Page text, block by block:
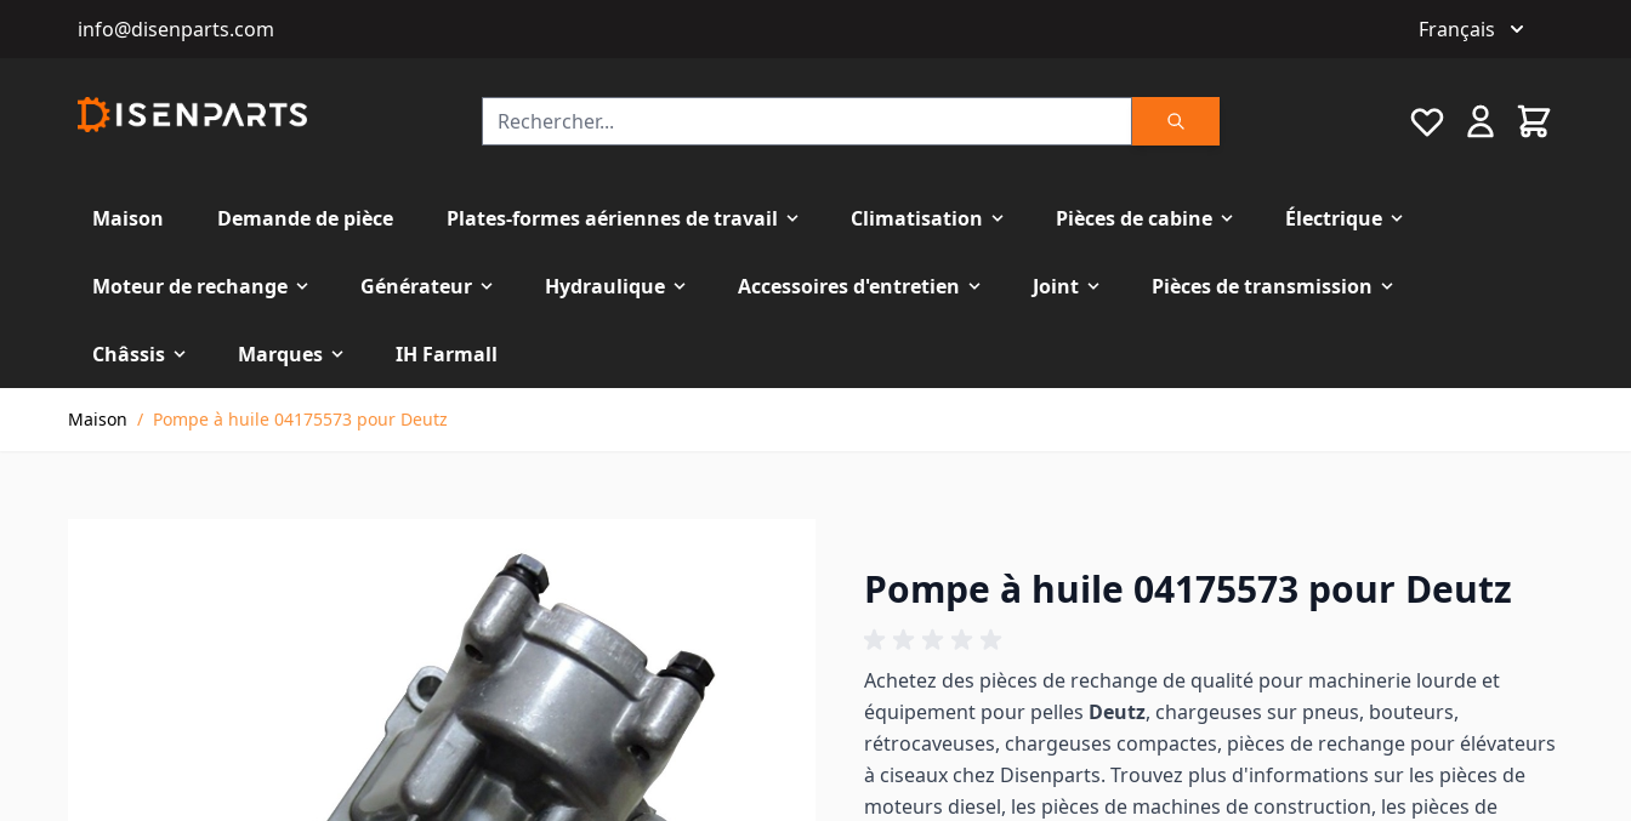
info@disenparts.com Français
Rechercher
Favourite Cart
Maison Demande de pièce Plates-formes aériennes de travail Climatisation Pièces de cabine Électrique
Moteur de rechange Générateur Hydraulique Accessoires d'entretien Joint Pièces de transmission
Châssis Marques
IH Farmall
Maison / Pompe à huile 04175573 pour Deutz
Pompe à huile 04175573 pour Deutz
Achetez des pièces de rechange de qualité pour machinerie lourde et
équipement pour pelles Deutz, chargeuses sur pneus, bouteurs,
rétrocaveuses, chargeuses compactes, pièces de rechange pour élévateurs
à ciseaux chez Disenparts. Trouvez plus d'informations sur les pièces de
moteurs diesel, les pièces de machines de construction, les pièces de